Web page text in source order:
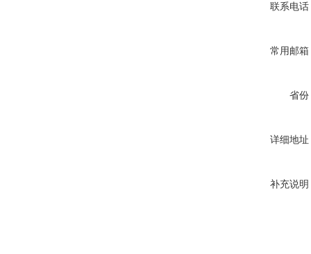
联系电话
常用邮箱
省份
详细地址
补充说明